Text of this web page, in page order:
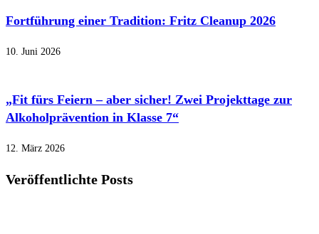
Fortführung einer Tradition: Fritz Cleanup 2026
10. Juni 2026
„Fit fürs Feiern – aber sicher! Zwei Projekttage zur
Alkoholprävention in Klasse 7“
12. März 2026
Veröffentlichte Posts